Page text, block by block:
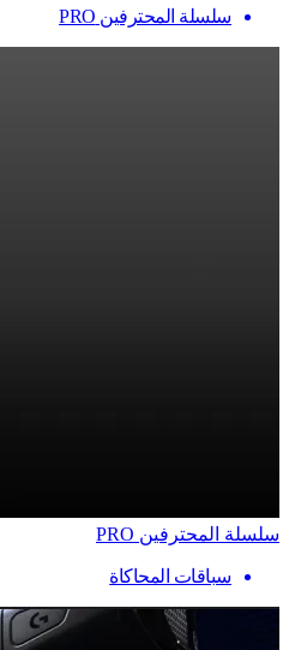
سلسلة المحترفين PRO
سلسلة المحترفين PRO
سباقات المحاكاة